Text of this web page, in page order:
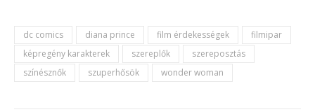
dc comics diana prince film érdekességek
filmipar
képregény karakterek
szereplők
szereposztás
színésznők
szuperhősök wonder woman